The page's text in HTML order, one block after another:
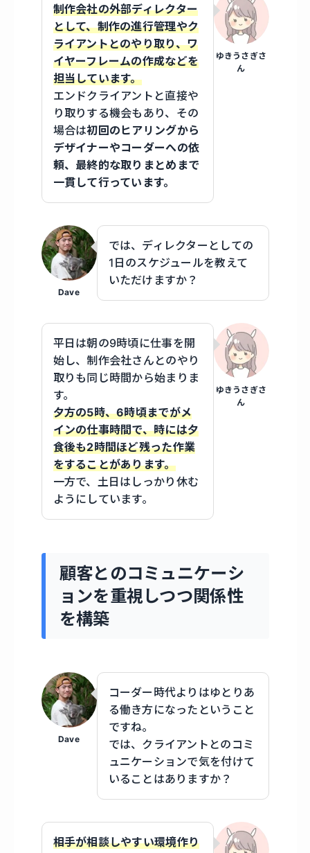
ゆきうさぎさ
ん
制作会社の外部ディレクター
として、制作の進行管理やク
ライアントとのやり取り、ワ
イヤーフレームの作成などを
担当しています。
エンドクライアントと直接や
り取りする機会もあり、その
場合は初回のヒアリングから
デザイナーやコーダーへの依
頼、最終的な取りまとめまで
一貫して行っています。
Dave
では、ディレクターとしての
1日のスケジュールを教えて
いただけますか？
ゆきうさぎさ
ん
平日は朝の9時頃に仕事を開
始し、制作会社さんとのやり
取りも同じ時間から始まりま
す。
夕方の5時、6時頃までがメ
インの仕事時間で、時には夕
食後も2時間ほど残った作業
をすることがあります。
一方で、土日はしっかり休む
ようにしています。
顧客とのコミュニケーシ
ョンを重視しつつ関係性
を構築
Dave
コーダー時代よりはゆとりあ
る働き方になったということ
ですね。
では、クライアントとのコミ
ュニケーションで気を付けて
いることはありますか？
相手が相談しやすい環境作り